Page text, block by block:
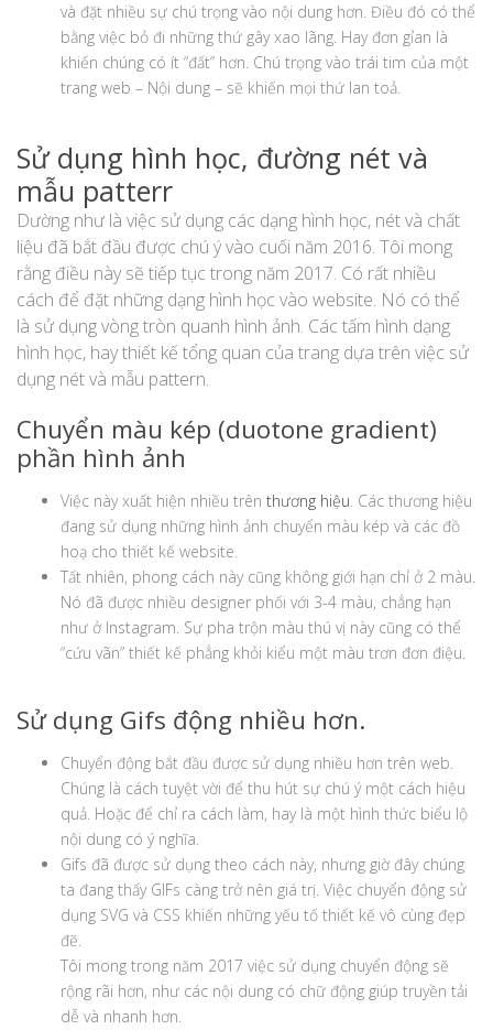
và đặt nhiều sự chú trọng vào nội dung hơn. Điều đó có thể
bằng việc bỏ đi những thứ gây xao lãng. Hay đơn gỉan là
khiến chúng có ít “đất” hơn. Chú trọng vào trái tim của một
trang web – Nội dung – sẽ khiến mọi thứ lan toả.
Sử dụng hình học, đường nét và
mẫu patterr
Dường như là việc sử dụng các dạng hình học, nét và chất
liệu đã bắt đầu được chú ý vào cuối năm 2016. Tôi mong
rằng điều này sẽ tiếp tục trong năm 2017. Có rất nhiều
cách để đặt những dạng hình học vào website. Nó có thể
là sử dụng vòng tròn quanh hình ảnh. Các tấm hình dạng
hình học, hay thiết kế tổng quan của trang dựa trên việc sử
dụng nét và mẫu pattern.
Chuyển màu kép (duotone gradient)
phần hình ảnh
Việc này xuất hiện nhiều trên thương hiệu. Các thương hiệu
đang sử dụng những hình ảnh chuyển màu kép và các đồ
hoạ cho thiết kế website.
Tất nhiên, phong cách này cũng không giới hạn chỉ ở 2 màu.
Nó đã được nhiều designer phối với 3-4 màu, chẳng hạn
như ở Instagram. Sự pha trộn màu thú vị này cũng có thể
“cứu vãn” thiết kế phẳng khỏi kiểu một màu trơn đơn điệu.
Sử dụng Gifs động nhiều hơn.
Chuyển động bắt đầu được sử dụng nhiều hơn trên web.
Chúng là cách tuyệt vời để thu hút sự chú ý một cách hiệu
quả. Hoặc để chỉ ra cách làm, hay là một hình thức biểu lộ
nội dung có ý nghĩa.
Gifs đã được sử dụng theo cách này, nhưng giờ đây chúng
ta đang thấy GIFs càng trở nên giá trị. Việc chuyển động sử
dụng SVG và CSS khiến những yếu tố thiết kế vô cùng đẹp
đẽ.
Tôi mong trong năm 2017 việc sử dụng chuyển động sẽ
rộng rãi hơn, như các nội dung có chữ động giúp truyền tải
dễ và nhanh hơn.